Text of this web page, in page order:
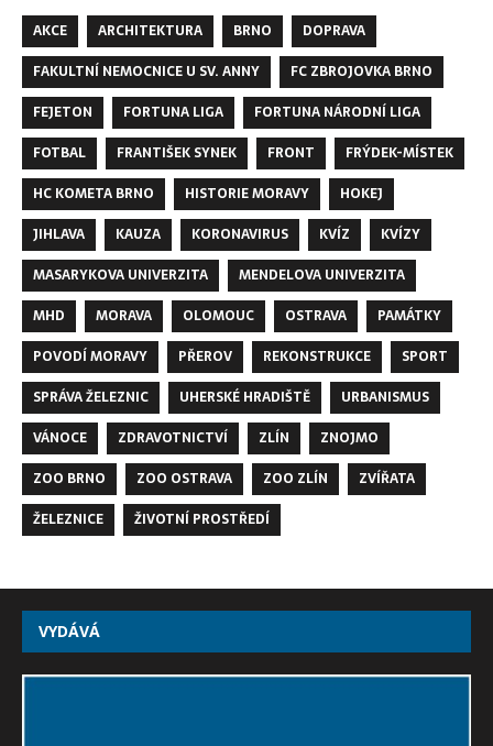
AKCE ARCHITEKTURA BRNO
DOPRAVA
FAKULTNÍ NEMOCNICE U SV. ANNY
FC ZBROJOVKA BRNO
FEJETON
FORTUNA LIGA
FORTUNA NÁRODNÍ LIGA
FOTBAL
FRANTIŠEK SYNEK FRONT
FRÝDEK-MÍSTEK
HC KOMETA BRNO
HISTORIE MORAVY
HOKEJ
JIHLAVA
KAUZA KORONAVIRUS KVÍZ
KVÍZY
MASARYKOVA UNIVERZITA
MENDELOVA UNIVERZITA
MHD
MORAVA OLOMOUC OSTRAVA
PAMÁTKY
POVODÍ MORAVY
PŘEROV REKONSTRUKCE
SPORT
SPRÁVA ŽELEZNIC
UHERSKÉ HRADIŠTĚ
URBANISMUS
VÁNOCE
ZDRAVOTNICTVÍ ZLÍN
ZNOJMO
ZOO BRNO
ZOO OSTRAVA ZOO ZLÍN
ZVÍŘATA
ŽELEZNICE
ŽIVOTNÍ PROSTŘEDÍ
VYDÁVÁ